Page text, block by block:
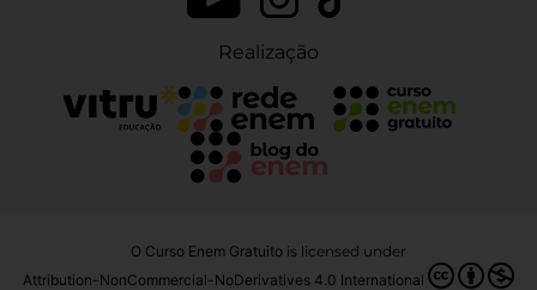
Realização
O Curso Enem Gratuito is licensed under
Attribution-NonCommercial-NoDerivatives 4.0 International